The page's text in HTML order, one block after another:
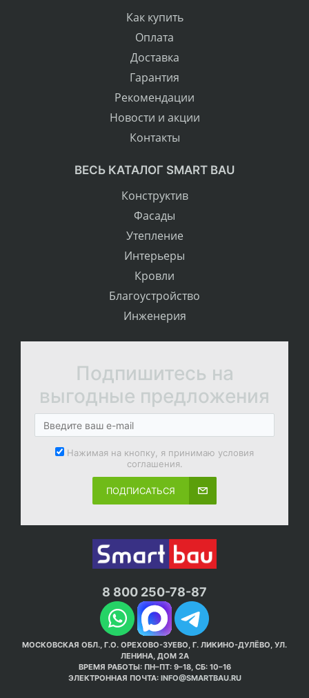
Как купить
Оплата
Доставка
Гарантия
Рекомендации
Новости и акции
Контакты
ВЕСЬ КАТАЛОГ SMART BAU
Конструктив
Фасады
Утепление
Интерьеры
Кровли
Благоустройство
Инженерия
Подпишитесь на
выгодные предложения
Нажимая на кнопку, я принимаю условия
соглашения.
ПОДПИСАТЬСЯ
8 800 250-78-87
МОСКОВСКАЯ ОБЛ., Г.О. ОРЕХОВО-ЗУЕВО, Г. ЛИКИНО-ДУЛЁВО, УЛ.
ЛЕНИНА, ДОМ 2А
ВРЕМЯ РАБОТЫ: ПН–ПТ: 9–18, СБ: 10–16
ЭЛЕКТРОННАЯ ПОЧТА: INFO@SMARTBAU.RU